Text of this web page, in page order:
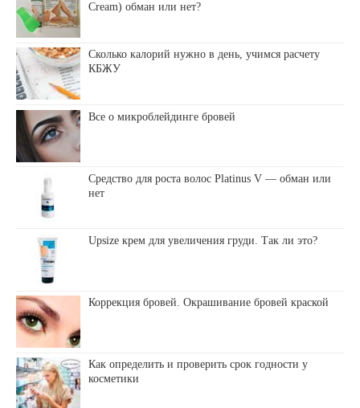
Cream) обман или нет?
Сколько калорий нужно в день, учимся расчету
КБЖУ
Все о микроблейдинге бровей
Средство для роста волос Platinus V — обман или
нет
Upsize крем для увеличения груди. Так ли это?
Коррекция бровей. Окрашивание бровей краской
Как определить и проверить срок годности у
косметики